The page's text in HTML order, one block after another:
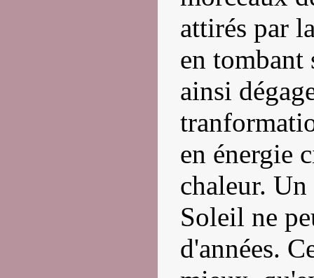
attirés par
en
ainsi
en énergie
chaleur.
Soleil ne
d'années.